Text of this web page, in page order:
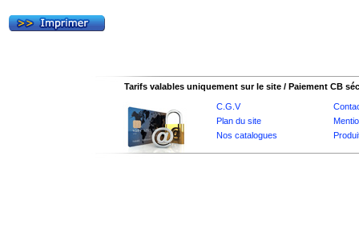
Tarifs valables uniquement sur le site / Paiement CB
C.G.V
Plan du site
Nos catalogues